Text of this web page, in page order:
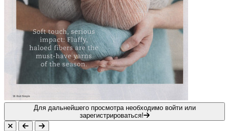
Для дальнейшего просмотра необходимо войти или
зарегистрироваться!